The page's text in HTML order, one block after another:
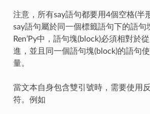
注意，所有say語句都要用4個空格(半
say語句屬於同一個標籤語句下的語句
Ren’Py中，語句塊(block)必須相對於
進，並且同一個語句塊(block)的語句
量。
當文本自身包含雙引號時，需要使用
符。例如